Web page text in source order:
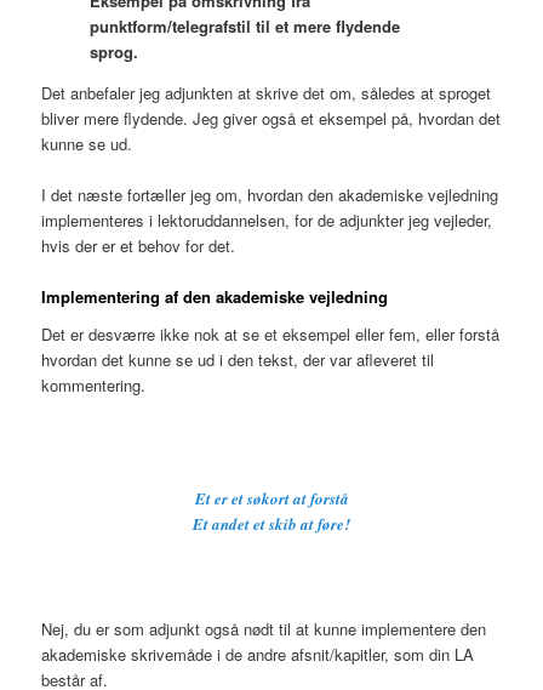
punktform/telegrafstil til et mere flydende
sprog.
Det anbefaler jeg adjunkten at skrive det om, således at sproget
bliver mere flydende. Jeg giver også et eksempel på, hvordan det
kunne se ud.
I det næste fortæller jeg om, hvordan den akademiske vejledning
implementeres i lektoruddannelsen, for de adjunkter jeg vejleder,
hvis der er et behov for det.
Implementering af den akademiske vejledning
Det er desværre ikke nok at se et eksempel eller fem, eller forstå
hvordan det kunne se ud i den tekst, der var afleveret til
kommentering.
Et er et søkort at forstå
Et andet et skib at føre!
Nej, du er som adjunkt også nødt til at kunne implementere den
akademiske skrivemåde i de andre afsnit/kapitler, som din LA
består af.